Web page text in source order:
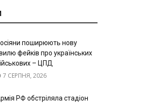
поширюють нову
фейків про українських
– ЦПД
7 СЕРПНЯ, 2026
РФ обстріляла стадіон